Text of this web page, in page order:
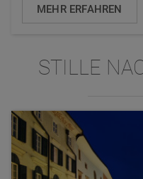
MEHR ERFAHREN
STILLE